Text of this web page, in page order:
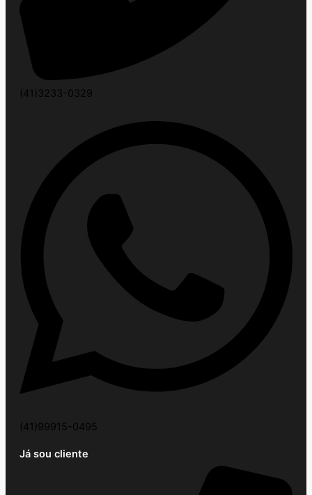
(41)3233-0329
(41)99915-0495
Já sou cliente